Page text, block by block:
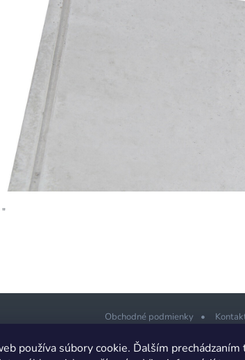
používa súbory cookie. Ďalším
"
Obchodné podmienky